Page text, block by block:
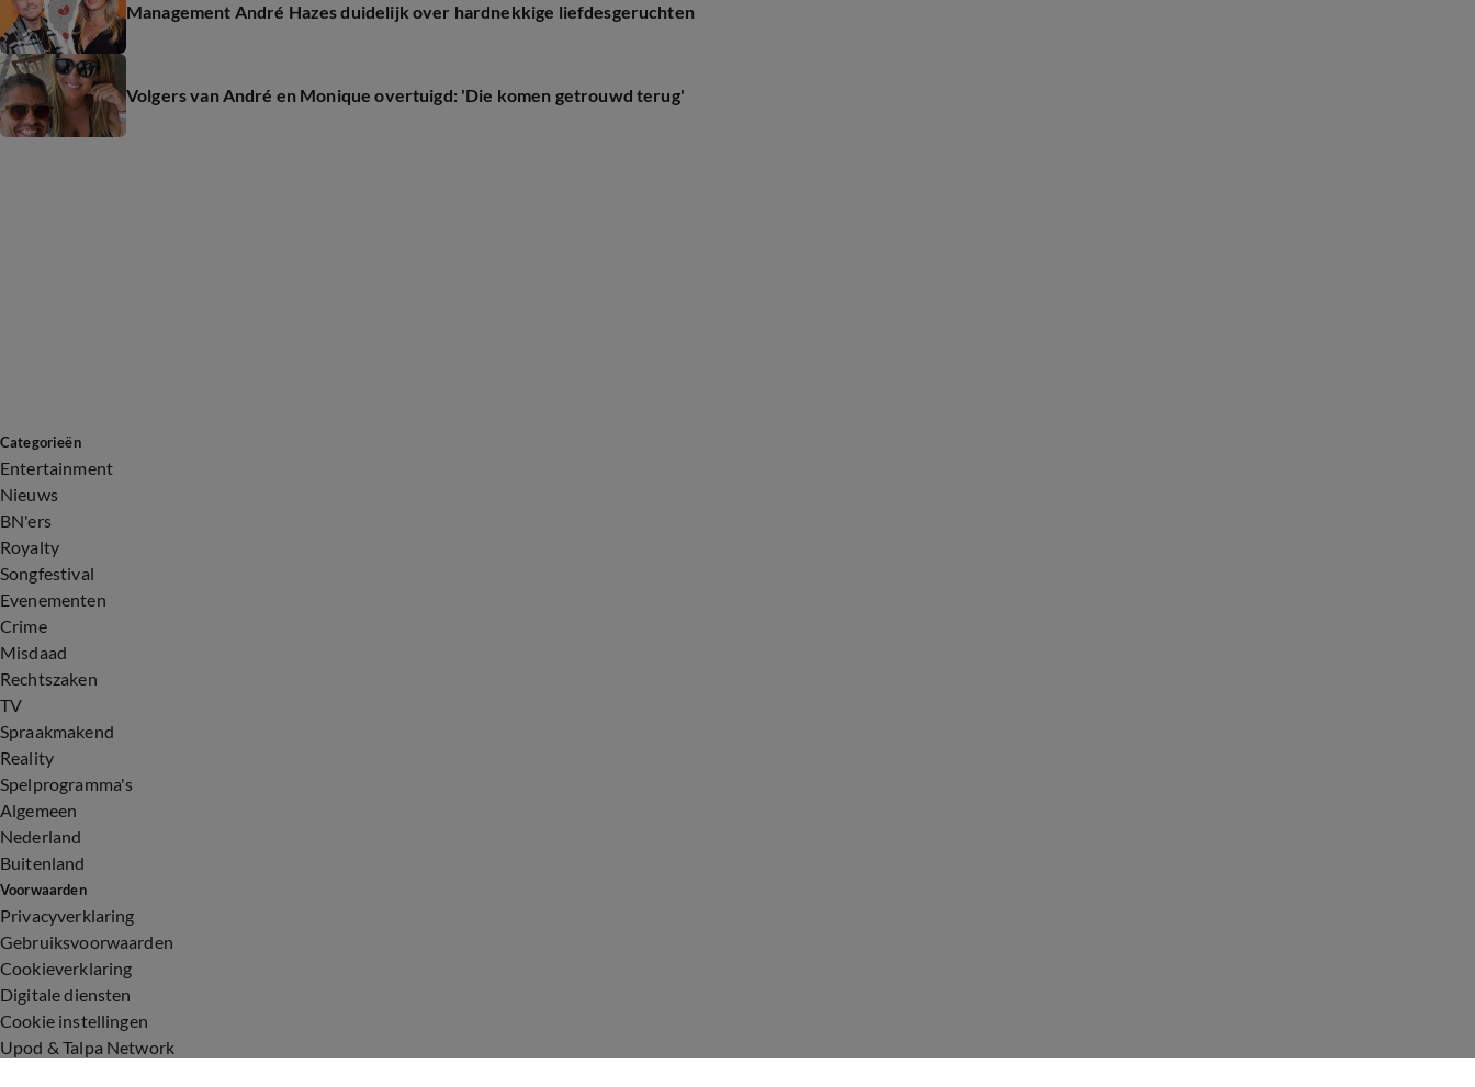
Management André Hazes duidelijk over hardnekkige liefdesgeruchten
Volgers van André en Monique overtuigd: 'Die komen getrouwd terug'
Categorieën
Entertainment
Nieuws
BN'ers
Royalty
Songfestival
Evenementen
Crime
Misdaad
Rechtszaken
TV
Spraakmakend
Reality
Spelprogramma's
Algemeen
Nederland
Buitenland
Voorwaarden
Privacyverklaring
Gebruiksvoorwaarden
Cookieverklaring
Digitale diensten
Cookie instellingen
Upod & Talpa Network